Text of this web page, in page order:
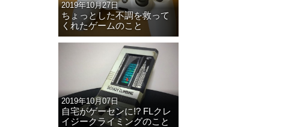
2019年10月27日
ちょっとした不調を救って
くれたゲームのこと
2019年10月07日
自宅がゲーセンに!? FLクレ
イジークライミングのこと